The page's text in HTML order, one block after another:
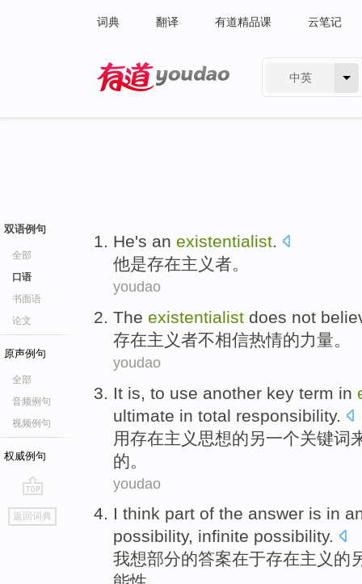
词典 翻译 有道精品课 云笔记
中英
双语例句
全部
口语
书面语
论文
原声例句
全部
音频例句
视频例句
权威例句
go
top
返回词典
He's an existentialist.
他是存在主义者。
youdao
The existentialist does not
存在主义者不相信热情的力量。
youdao
It is , to use another key term in
ultimate in total responsibility.
用存在主义 思想的另一个关键词
的 。
youdao
I think part of the answer is in
possibility, infinite possibility.
我想部分的答案在于存在主义 的